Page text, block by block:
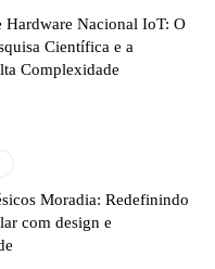
Hardware Nacional IoT: O
Científica e a
Complexidade
Moradia: Redefinindo
com design e